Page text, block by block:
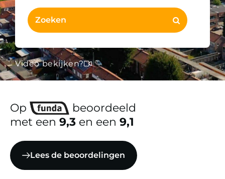
Video bekijken?
Op
beoordeeld
met een 9,3 en een 9,1
Lees de beoordelingen